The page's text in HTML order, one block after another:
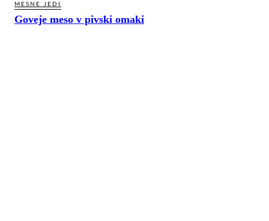
MESNE JEDI
Goveje meso v pivski omaki